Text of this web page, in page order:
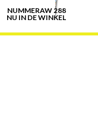
NUMMERAW 288
NU IN DE WINKEL